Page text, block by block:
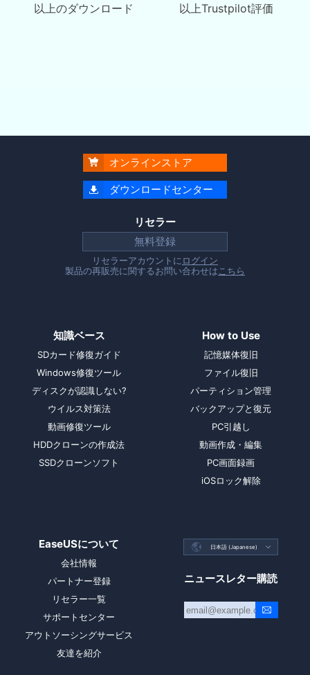
以上のダウンロード
以上Trustpilot評価
 オンラインストア
 ダウンロードセンター
リセラー
無料登録
リセラーアカウントにログイン
製品の再販売に関するお問い合わせはこちら
知識ベース
SDカード修復ガイド
Windows修復ツール
ディスクが認識しない?
ウイルス対策法
動画修復ツール
HDDクローンの作成法
SSDクローンソフト
How to Use
記憶媒体復旧
ファイル復旧
パーティション管理
バックアップと復元
PC引越し
動画作成・編集
PC画面録画
iOSロック解除
EaseUSについて
会社情報
パートナー登録
リセラー一覧
サポートセンター
アウトソーシングサービス
友達を紹介
 日本語 (Japanese) 
ニュースレター購読